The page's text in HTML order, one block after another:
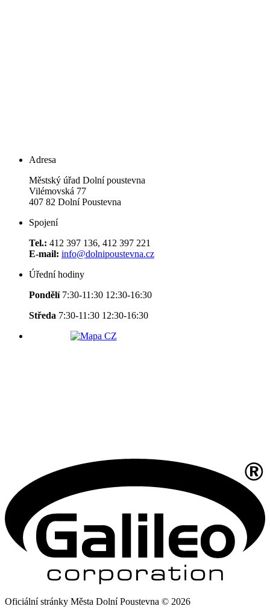
Adresa
Městský úřad Dolní poustevna
Vilémovská 77
407 82 Dolní Poustevna
Spojení
Tel.: 412 397 136, 412 397 221
E-mail: info@dolnipoustevna.cz
Úřední hodiny
Pondělí 7:30-11:30 12:30-16:30
Středa 7:30-11:30 12:30-16:30
Oficiální stránky Města Dolní Poustevna © 2026